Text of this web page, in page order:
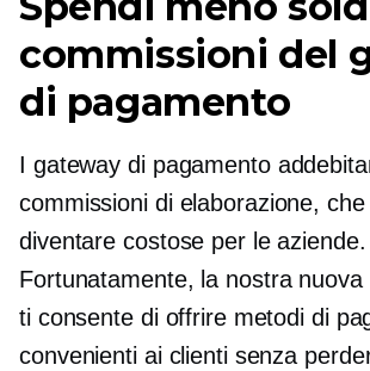
commissioni del
di pagamento
I gateway di pagamento
commissioni di elaborazione,
diventare costose per le aziende.
Fortunatamente, la nostra nuova
ti consente di offrire metodi di
convenienti ai clienti senza